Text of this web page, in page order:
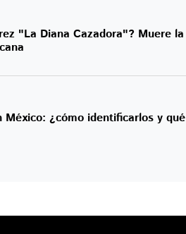
"La Diana Cazadora"? Muere la
México: ¿cómo identificarlos y qué